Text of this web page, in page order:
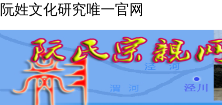
阮姓文化研究唯一官网